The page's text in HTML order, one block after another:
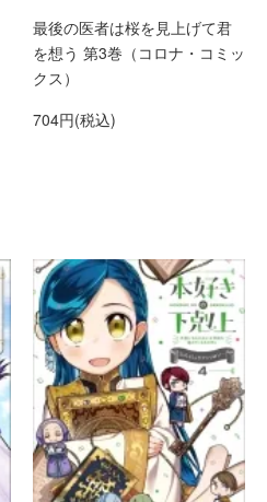
最後の医者は桜を見上げて君
を想う 第3巻（コロナ・コミッ
クス）
704円(税込)